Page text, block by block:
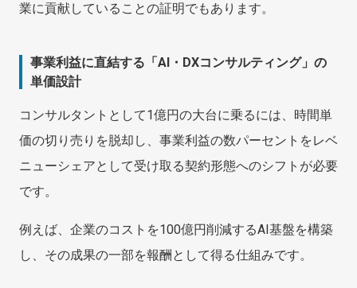
業に貢献していることの証明でもあります。
事業利益に直結する「AI・DXコンサルティング」の
単価設計
コンサルタントとして1億円の大台に乗るには、時間単
価の切り売りを脱却し、事業利益の数パーセントをレベ
ニューシェアとして受け取る契約形態へのシフトが必要
です。
例えば、企業のコストを100億円削減するAI基盤を構築
し、その成果の一部を報酬として得る仕組みです。